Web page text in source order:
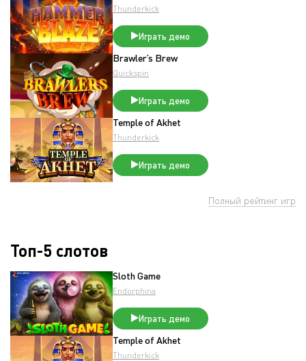
Thunderkick
Играть демо
Brawler’s Brew
Quickspin
Играть демо
Temple of Akhet
Thunderkick
Играть демо
Полный рейтинг игр
Топ-5 слотов
Sloth Game
Endorphina
Играть демо
Temple of Akhet
Thunderkick